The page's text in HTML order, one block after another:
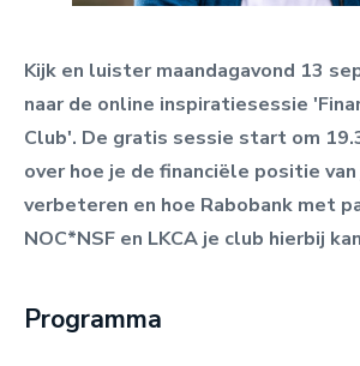
Kijk en luister maandagavond 13
naar de online inspiratiesessie
Club'. De gratis sessie start om
over hoe je de financiële positie
verbeteren en hoe Rabobank met
NOC*NSF en LKCA je club hierbij
Programma